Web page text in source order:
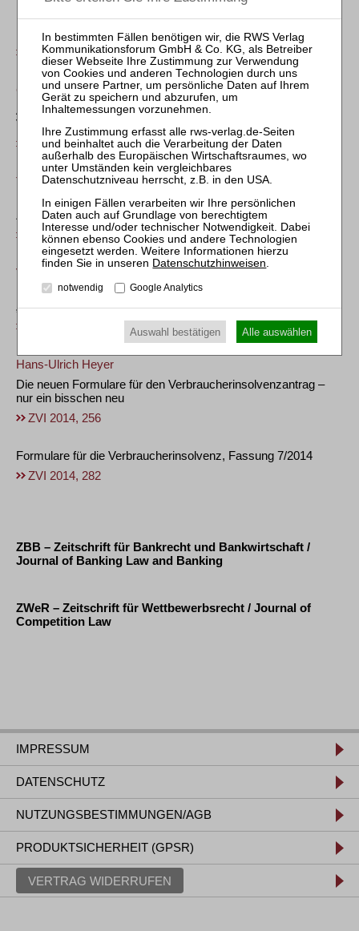
Fokus: Ratenzahlungen
ZVI 2017, 2
Christian M. Scholz
Aus- und Absonderungsrechte im
Verbraucherinsolvenzverfahren
ZVI 2016, 465
Thomas Reck/Malte Köster/Ulrike Wathling
1 ½ Jahre neues Verbraucherinsolvenzrecht – ein
Zwischenstand
ZVI 2016, 1
Verena Vogt
Die neue Vergütung in Verbraucherinsolvenzverfahren und der
„Dauerbrenner“ Zustellkosten
Hans-Ulrich Heyer
Die neuen Formulare für den Verbraucherinsolvenzantrag –
nur ein bisschen neu
ZVI 2014, 256
Formulare für die Verbraucherinsolvenz, Fassung 7/2014
ZVI 2014, 282
ZBB – Zeitschrift für Bankrecht und Bankwirtschaft /
Journal of Banking Law and Banking
ZWeR – Zeitschrift für Wettbewerbsrecht / Journal of
Competition Law
IMPRESSUM
DATENSCHUTZ
NUTZUNGSBESTIMMUNGEN/AGB
PRODUKTSICHERHEIT (GPSR)
VERTRAG WIDERRUFEN
Datenschutzhinweisen
notwendig Google Analytics
Auswahl bestätigen Alle auswählen